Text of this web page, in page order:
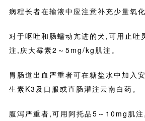
病程长者在输液中应注意补充少量氧
对于呕吐和肠蠕动亢进的犬,可用止
注,庆大霉素2～5mg/kg肌注。
胃肠道出血严重者可在糖盐水中加入
生素K3及口服或直肠灌注云南白药。
腹泻严重者,可用阿托品5～10mg肌